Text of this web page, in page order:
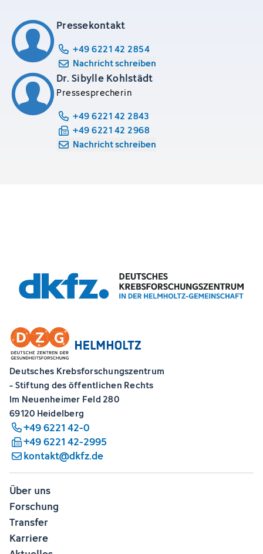
Pressekontakt
+49 6221 42 2854
Nachricht schreiben
Dr. Sibylle Kohlstädt
Pressesprecherin
+49 6221 42 2843
+49 6221 42 2968
Nachricht schreiben
Deutsches Krebsforschungszentrum
- Stiftung des öffentlichen Rechts
Im Neuenheimer Feld 280
69120 Heidelberg
+49 6221 42-0
+49 6221 42-2995
kontakt@dkfz.de
Über uns
Forschung
Transfer
Karriere